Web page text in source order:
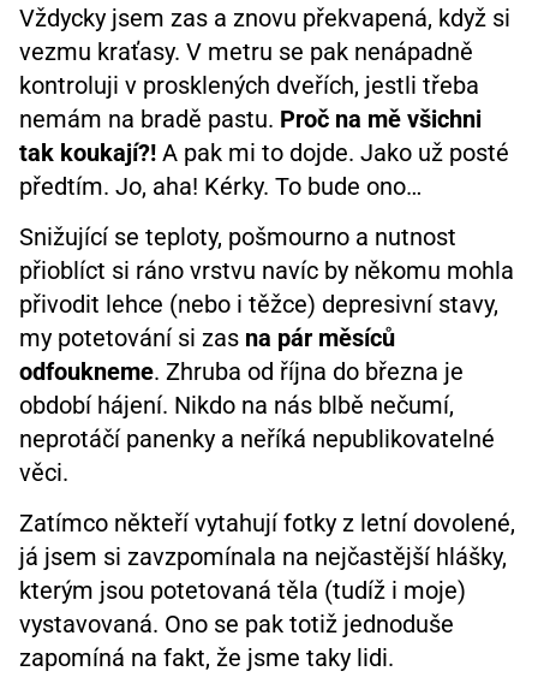
Vždycky jsem zas a znovu překvapená, když si
vezmu kraťasy. V metru se pak nenápadně
kontroluji v prosklených dveřích, jestli třeba
nemám na bradě pastu. Proč na mě všichni
tak koukají?! A pak mi to dojde. Jako už posté
předtím. Jo, aha! Kérky. To bude ono…
Snižující se teploty, pošmourno a nutnost
přioblíct si ráno vrstvu navíc by někomu mohla
přivodit lehce (nebo i těžce) depresivní stavy,
my potetování si zas na pár měsíců
odfoukneme. Zhruba od října do března je
období hájení. Nikdo na nás blbě nečumí,
neprotáčí panenky a neříká nepublikovatelné
věci.
Zatímco někteří vytahují fotky z letní dovolené,
já jsem si zavzpomínala na nejčastější hlášky,
kterým jsou potetovaná těla (tudíž i moje)
vystavovaná. Ono se pak totiž jednoduše
zapomíná na fakt, že jsme taky lidi.